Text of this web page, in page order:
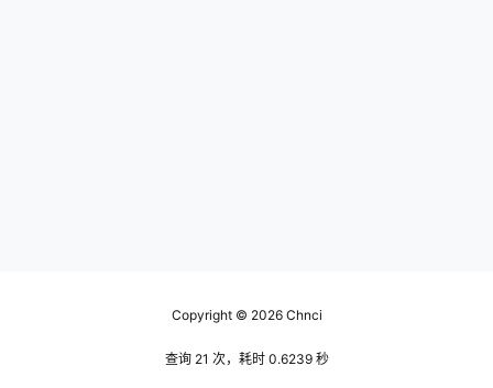
Copyright © 2026Chnci
查询 21 次，耗时 0.6239 秒